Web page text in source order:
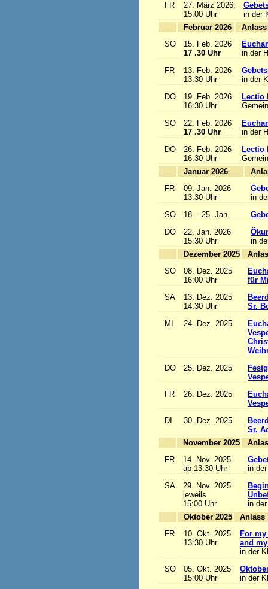
FR
27. März 2026;
15:00 Uhr
in der
Februar 2026
SO
15. Feb. 2026
17 .30 Uhr
in der
FR
13. Feb. 2026
13:30 Uhr
in der
DO
19. Feb. 2026
16:30 Uhr
Lectio
SO
22. Feb. 2026
17 .30 Uhr
in der
DO
26. Feb. 2026
16:30 Uhr
Lectio
Januar 2026
FR
09. Jan. 2026
13:30 Uhr
in
SO
18. - 25. Jan.
DO
22. Jan. 2026
15.30 Uhr
in
Dezember 2025
SO
08. Dez. 2025
16:00 Uhr
für
SA
13. Dez. 2025
14.30 Uhr
Sr.
MI
24. Dez. 2025
DO
25. Dez. 2025
FR
26. Dez. 2025
DI
30. Dez. 2025
Sr.
November 2025
FR
14. Nov. 2025
ab 13:30 Uhr
in
SA
29. Nov. 2025
jeweils
15:00 Uhr
in
Oktober 2025
FR
10. Okt. 2025
13:30 Uhr
For
and
in der
SO
05. Okt. 2025
15:00 Uhr
in der